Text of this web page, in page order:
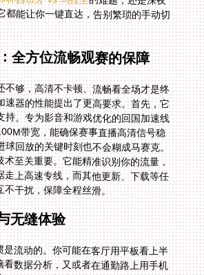
全方位流畅观赛的保障
不够，高清不卡顿、流畅看全场才是终
速器的性能提出了更高要求。首先，它
持。专为影音和游戏优化的回国加速线
带宽，能确保赛事直播高清信号稳
球回放的关键时刻也不会糊成马赛克。
术至关重要。它能精准识别你的流量，
走上高速专线，而其他更新、下载等任
不干扰，保障全程丝滑。
无缝体验
是流动的。你可能在客厅用平板看上半
看数据分析，又或者在通勤路上用手机
，一个好的加速服务必须支持全平台。
、iPhone、Windows笔记本还是Mac
装使用。更贴心的是，支持一人多端设
，让你在不同场景下切换自如，账号权
备而浪费。试想一下，在海外用小红书
却遇到地区限制时，你可以在手机端启
刷到国内博主制作的精彩集锦和深度解